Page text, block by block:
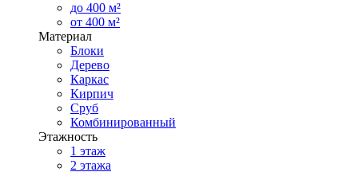
до 400 м²
от 400 м²
Материал
Блоки
Дерево
Каркас
Кирпич
Сруб
Комбинированный
Этажность
1 этаж
2 этажа